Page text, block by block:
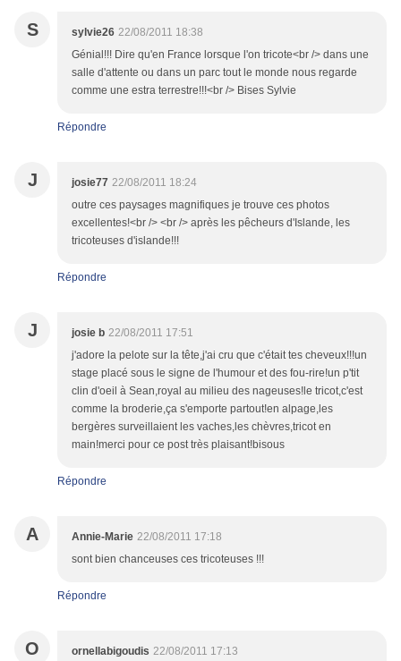
S sylvie26 22/08/2011 18:38
Génial!!! Dire qu'en France lorsque l'on tricote<br /> dans une
salle d'attente ou dans un parc tout le monde nous regarde
comme une estra terrestre!!!<br /> Bises Sylvie
Répondre
J josie77 22/08/2011 18:24
outre ces paysages magnifiques je trouve ces photos
excellentes!<br /> <br /> après les pêcheurs d'Islande, les
tricoteuses d'islande!!!
Répondre
J josie b 22/08/2011 17:51
j'adore la pelote sur la tête,j'ai cru que c'était tes cheveux!!!un
stage placé sous le signe de l'humour et des fou-rire!un p'tit
clin d'oeil à Sean,royal au milieu des nageuses!le tricot,c'est
comme la broderie,ça s'emporte partout!en alpage,les
bergères surveillaient les vaches,les chèvres,tricot en
main!merci pour ce post très plaisant!bisous
Répondre
A Annie-Marie 22/08/2011 17:18
sont bien chanceuses ces tricoteuses !!!
Répondre
O ornellabigoudis 22/08/2011 17:13